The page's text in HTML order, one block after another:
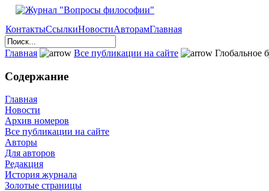
КонтактыСсылкиНовостиАвторамГлавная
Главная Все публикации на сайте Глобальное
Содержание
Главная
Новости
Архив номеров
Все публикации на сайте
Авторы
Для авторов
Редакция
История журнала
Золотые страницы